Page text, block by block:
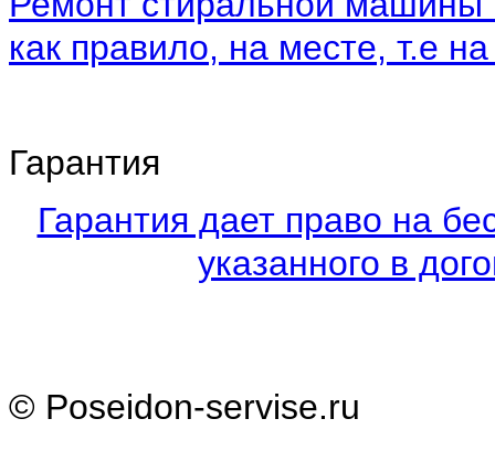
как правило, на месте, т.е
Гарантия
Гарантия дает право на
указанного в
© Poseidon-servise.ru